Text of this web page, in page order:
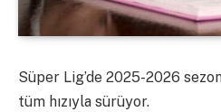
Süper Lig’de 2025-2026
tüm hızıyla sürüyor.